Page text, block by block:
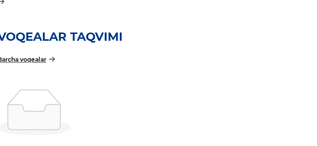
TAQVIMI
voqealar